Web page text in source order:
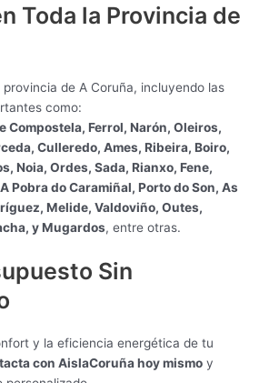
Toda la Provincia de
de A Coruña, incluyendo las
como:
Compostela, Ferrol, Narón, Oleiros,
Culleredo, Ames, Ribeira, Boiro,
Noia, Ordes, Sada, Rianxo, Fene,
Pobra do Caramiñal, Porto do Son, As
Melide, Valdoviño, Outes,
y Mugardos, entre otras.
Sin
y la eficiencia energética de tu
con AislaCoruña hoy mismo y